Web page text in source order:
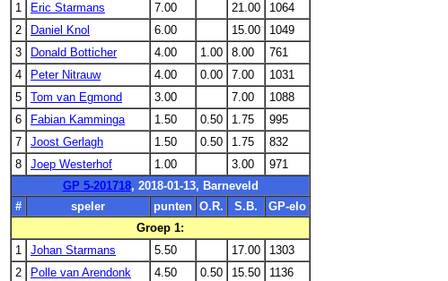
1
Eric Starmans 7.00 21.00
1064
2
Daniel Knol 6.00 15.00
1049
3
Donald Botticher 4.00 1.00 8.00
761
4
Peter Nitrauw 4.00 0.00 7.00
1031
5
Tom van Egmond 3.00 7.00
1088
6
Fabian Kamminga 1.50 0.50 1.75
995
7
Joost Gerlagh 1.50 0.50 1.75
832
8
Joep Westerhof 1.00 3.00
971
GP 5-201718, 2018-01-13, Barneveld
#
speler punten O.R. S.B.
GP-elo
Groep 1:
1
Johan Starmans 5.50 17.00
1303
2
Polle van Arendonk 4.50 0.50 15.50
1136